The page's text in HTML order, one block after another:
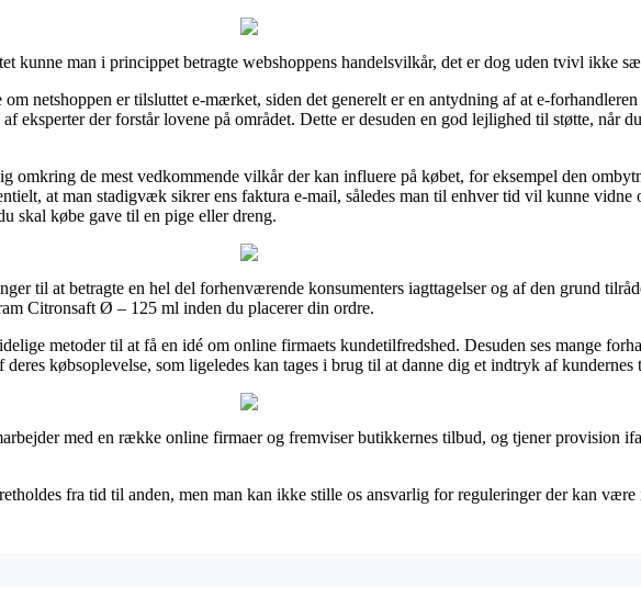
kunne man i princippet betragte webshoppens handelsvilkår, det er dog uden tvivl ikke
netshoppen er tilsluttet e-mærket, siden det generelt er en antydning af at e-
eksperter der forstår lovene på området. Dette er desuden en god lejlighed til støtte, når
omkring de mest vedkommende vilkår der kan influere på købet, for eksempel den
at man stadigvæk sikrer ens faktura e-mail, således man til enhver tid vil kunne
skal købe gave til en pige eller dreng.
til at betragte en hel del forhenværende konsumenters iagttagelser og af den grund
Citronsaft Ø – 125 ml inden du placerer din ordre.
metoder til at få en idé om online firmaets kundetilfredshed. Desuden ses mange
købsoplevelse, som ligeledes kan tages i brug til at danne dig et indtryk af kundernes
med en række online firmaer og fremviser butikkernes tilbud, og tjener provision
fra tid til anden, men man kan ikke stille os ansvarlig for reguleringer der kan